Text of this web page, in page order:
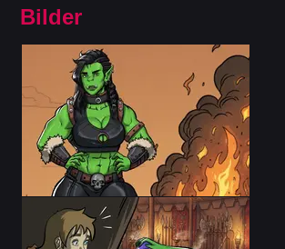
Bilder